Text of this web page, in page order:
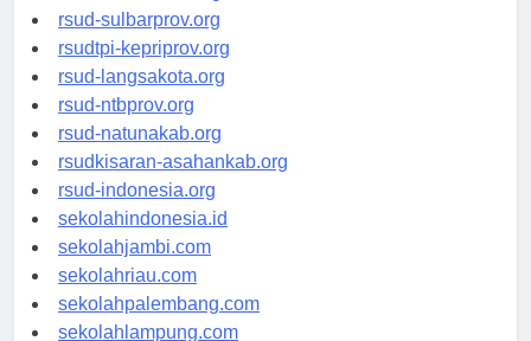
rsud-brebeskab.org
rsud-sulbarprov.org
rsudtpi-kepriprov.org
rsud-langsakota.org
rsud-ntbprov.org
rsud-natunakab.org
rsudkisaran-asahankab.org
rsud-indonesia.org
sekolahindonesia.id
sekolahjambi.com
sekolahriau.com
sekolahpalembang.com